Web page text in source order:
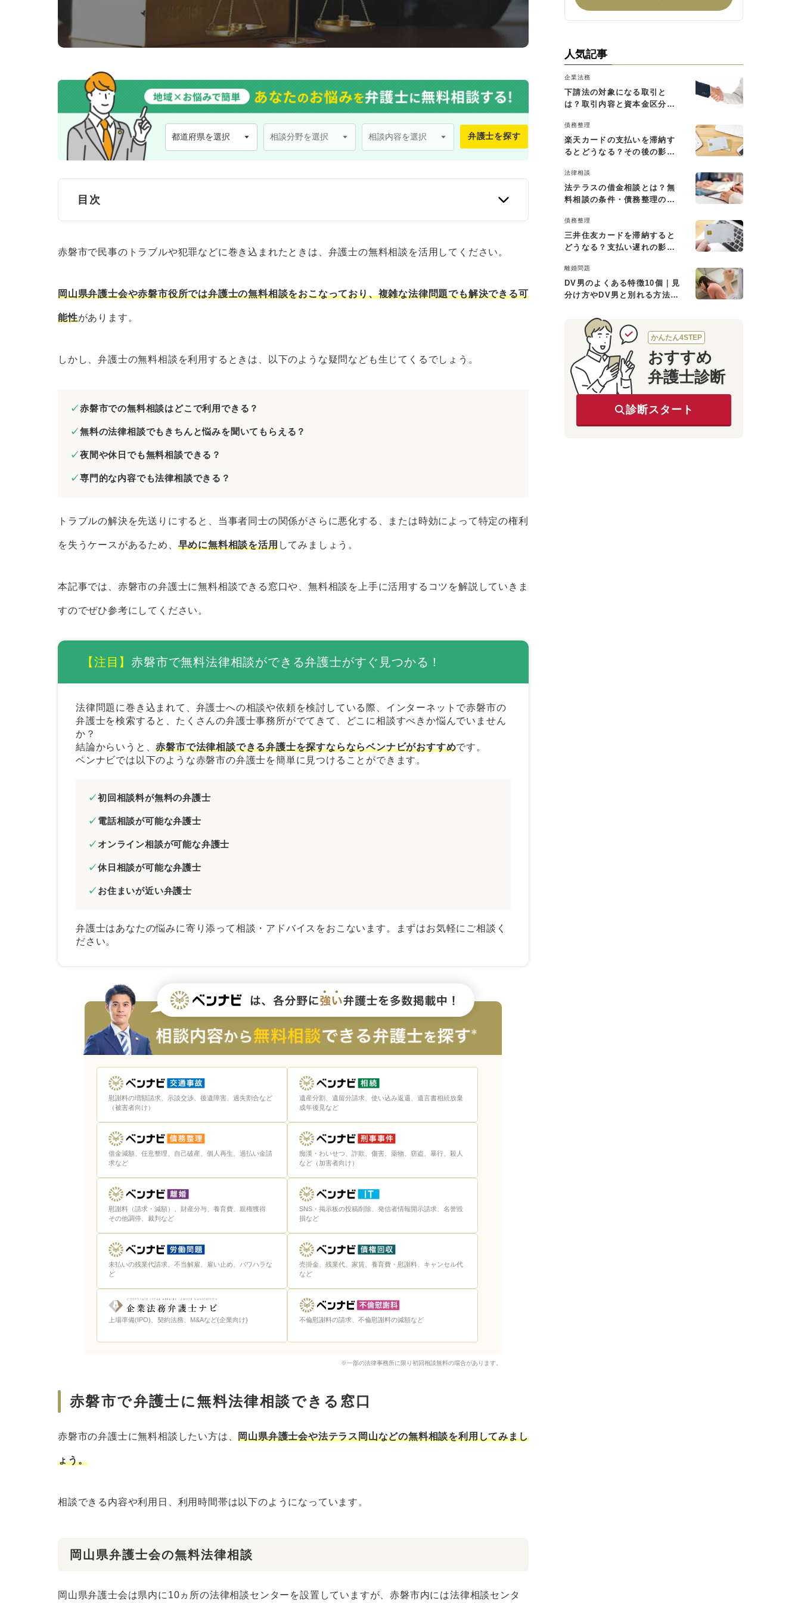
弁護士を探す
目次
赤磐市で弁護士に無料法律相談できる窓口
法テラスの無料法律相談
赤磐市役所の無料相談窓口
赤磐市の弁護士に相続問題の無料法律相談をしたいとき
赤磐市の弁護士に債務整理の無料法律相談をしたいとき
赤磐市の弁護士に労働問題の無料法律相談をしたいとき
赤磐市の弁護士に債権回収の無料法律相談をしたいとき
赤磐市の弁護士に交通事故の無料法律相談をしたいとき
赤磐市の弁護士にネットトラブルの無料法律相談をしたいとき
赤磐市の弁護士に無料相談するときのコツ
当事者が複数いるときは相関図を作成する
メール相談やLINE相談を活用する
赤磐市で法律問題を解決するときの弁護士の選び方
専門書などを監修している弁護士を選ぶ
来所不要の弁護士を選ぶ
依頼者の意向を尊重してくれる弁護士を選ぶ
まとめ｜赤磐市で無料法律相談できる弁護士はベンナビで探そう
赤磐市で民事のトラブルや犯罪などに巻き込まれたときは、弁護士の無料相談を活用してください。
岡山県弁護士会や赤磐市役所では弁護士の無料相談をおこなっており、複雑な法律問題でも解決できる可
能性があります。
しかし、弁護士の無料相談を利用するときは、以下のような疑問なども生じてくるでしょう。
赤磐市での無料相談はどこで利用できる？
無料の法律相談でもきちんと悩みを聞いてもらえる？
夜間や休日でも無料相談できる？
専門的な内容でも法律相談できる？
トラブルの解決を先送りにすると、当事者同士の関係がさらに悪化する、または時効によって特定の権利
を失うケースがあるため、 早めに無料相談を活用してみましょう。
本記事では、赤磐市の弁護士に無料相談できる窓口や、無料相談を上手に活用するコツを解説していきま
すのでぜひ参考にしてください。
【注目】赤磐市で無料法律相談ができる弁護士がすぐ見つかる！
法律問題に巻き込まれて、弁護士への相談や依頼を検討している際、インターネットで赤磐市の
弁護士を検索すると、たくさんの弁護士事務所がでてきて、どこに相談すべきか悩んでいません
か？
結論からいうと、赤磐市で法律相談できる弁護士を探すならならベンナビがおすすめです。
ベンナビでは以下のような赤磐市の弁護士を簡単に見つけることができます。
初回相談料が無料の弁護士
電話相談が可能な弁護士
オンライン相談が可能な弁護士
休日相談が可能な弁護士
お住まいが近い弁護士
弁護士はあなたの悩みに寄り添って相談・アドバイスをおこないます。まずはお気軽にご相談く
ださい。
慰謝料の増額請求、示談交渉、後遺障害、過失割合など
（被害者向け）
遺産分割、遺留分請求、使い込み返還、遺言書相続放棄
成年後見など
借金減額、任意整理、自己破産、個人再生、過払い金請
求など
痴漢・わいせつ、詐欺、傷害、薬物、窃盗、暴行、殺人
など（加害者向け）
慰謝料（請求・減額）、財産分与、養育費、親権獲得
その他調停、裁判など
SNS・掲示板の投稿削除、発信者情報開示請求、名誉毀
損など
未払いの残業代請求、不当解雇、雇い止め、パワハラな
ど
売掛金、残業代、家賃、養育費・慰謝料、キャンセル代
など
上場準備(IPO)、契約法務、M&Aなど(企業向け) 不倫慰謝料の請求、不倫慰謝料の減額など
※一部の法律事務所に限り初回相談無料の場合があります。
赤磐市で弁護士に無料法律相談できる窓口
赤磐市の弁護士に無料相談したい方は、岡山県弁護士会や法テラス岡山などの無料相談を利用してみまし
ょう。
相談できる内容や利用日、利用時間帯は以下のようになっています。
岡山県弁護士会の無料法律相談
岡山県弁護士会は県内に10ヵ所の法律相談センターを設置していますが、赤磐市内には法律相談センタ
人気記事
企業法務
下請法の対象になる取引と
は？取引内容と資本金区分に
債務整理
楽天カードの支払いを滞納す
るとどうなる？その後の影響
法律相談
法テラスの借金相談とは？無
料相談の条件・債務整理の費
債務整理
三井住友カードを滞納すると
どうなる？支払い遅れの影響
離婚問題
DV男のよくある特徴10個｜見
分け方やDV男と別れる方法も
かんたん4STEP
おすすめ
弁護士診断
診断スタート